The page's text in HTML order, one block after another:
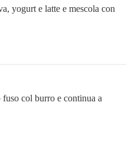
yogurt e latte e mescola con
col burro e continua a